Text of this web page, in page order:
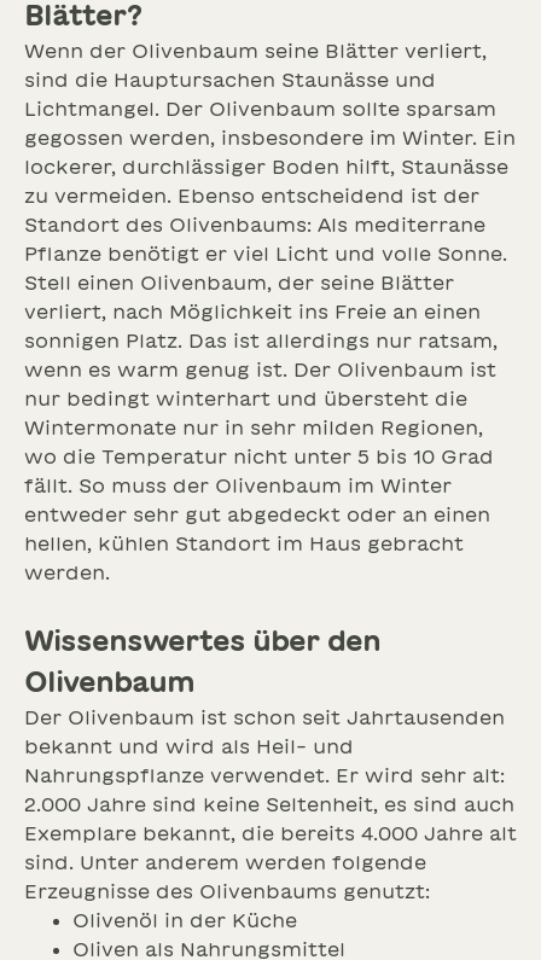
Blätter?
Wenn der Olivenbaum seine Blätter verliert,
sind die Hauptursachen Staunässe und
Lichtmangel. Der Olivenbaum sollte sparsam
gegossen werden, insbesondere im Winter. Ein
lockerer, durchlässiger Boden hilft, Staunässe
zu vermeiden. Ebenso entscheidend ist der
Standort des Olivenbaums: Als mediterrane
Pflanze benötigt er viel Licht und volle Sonne.
Stell einen Olivenbaum, der seine Blätter
verliert, nach Möglichkeit ins Freie an einen
sonnigen Platz. Das ist allerdings nur ratsam,
wenn es warm genug ist. Der Olivenbaum ist
nur bedingt winterhart und übersteht die
Wintermonate nur in sehr milden Regionen,
wo die Temperatur nicht unter 5 bis 10 Grad
fällt. So muss der Olivenbaum im Winter
entweder sehr gut abgedeckt oder an einen
hellen, kühlen Standort im Haus gebracht
werden.
Wissenswertes über den
Olivenbaum
Der Olivenbaum ist schon seit Jahrtausenden
bekannt und wird als Heil- und
Nahrungspflanze verwendet. Er wird sehr alt:
2.000 Jahre sind keine Seltenheit, es sind auch
Exemplare bekannt, die bereits 4.000 Jahre alt
sind. Unter anderem werden folgende
Erzeugnisse des Olivenbaums genutzt:
Olivenöl in der Küche
Oliven als Nahrungsmittel